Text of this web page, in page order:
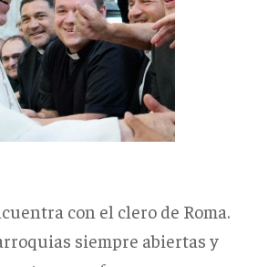
con el clero de Roma.
siempre abiertas y